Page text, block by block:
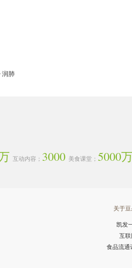
润肺
互动内容； 3000 美食课堂； 5000
关于
凯发
互
食品流